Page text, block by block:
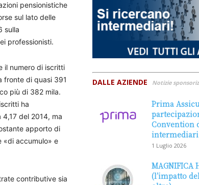
pensionistiche
sul lato delle
sulla
professionisti.
il numero di iscritti
fronte di quasi 391
più di 382 mila.
ha
del 2014, ma
apporto di
«di accumulo» e
contributive sia
DALLE AZIENDE Notizie
Prima
Convention
intermediari
1 Luglio 2026
MAGNIFICA
(l’impatto